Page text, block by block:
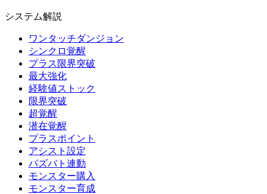
システム解説
ワンタッチダンジョン
シンクロ覚醒
プラス限界突破
最大強化
経験値ストック
限界突破
超覚醒
潜在覚醒
プラスポイント
アシスト設定
パズバト連動
モンスター購入
モンスター育成